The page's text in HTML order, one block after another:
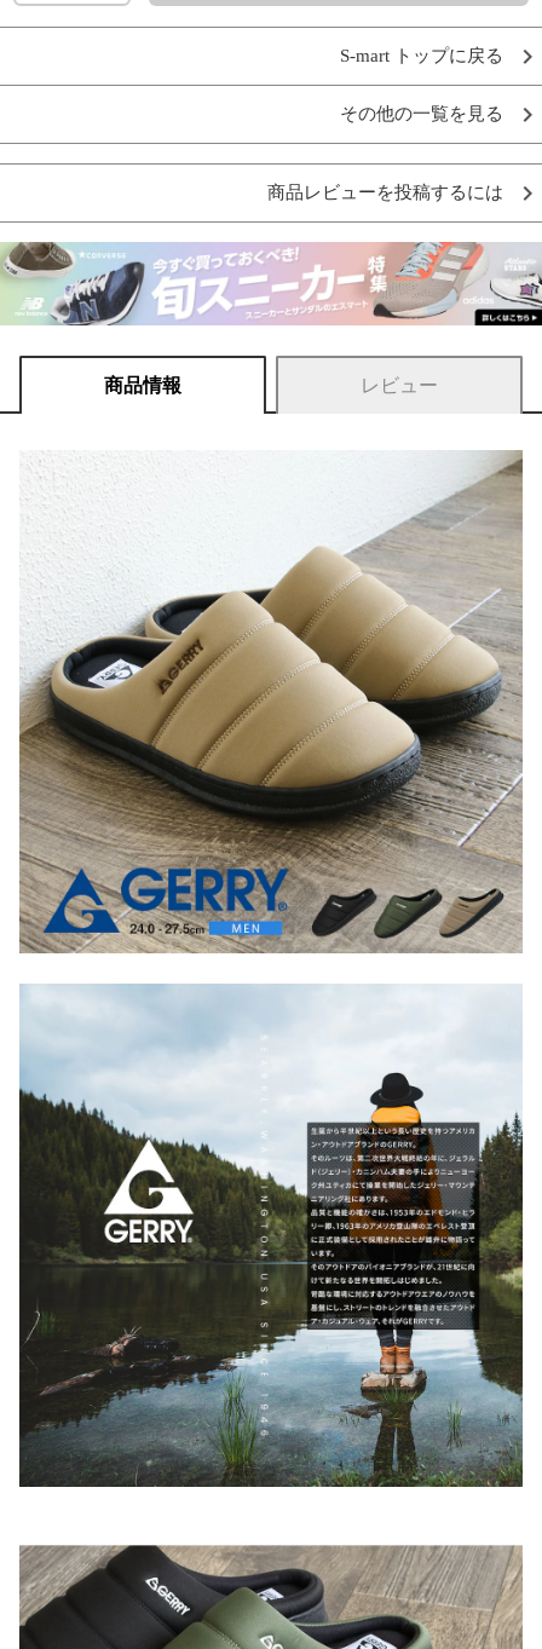
S-mart トップに戻る
その他の一覧を見る
商品レビューを投稿するには
商品情報 レビュー